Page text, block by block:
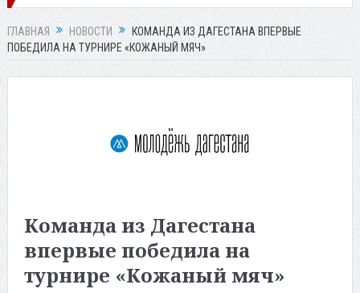
ГЛАВНАЯ НОВОСТИ
КОМАНДА ИЗ ДАГЕСТАНА ВПЕРВЫЕ
ПОБЕДИЛА НА ТУРНИРЕ «КОЖАНЫЙ МЯЧ»
Команда из Дагестана
впервые победила на
турнире «Кожаный мяч»